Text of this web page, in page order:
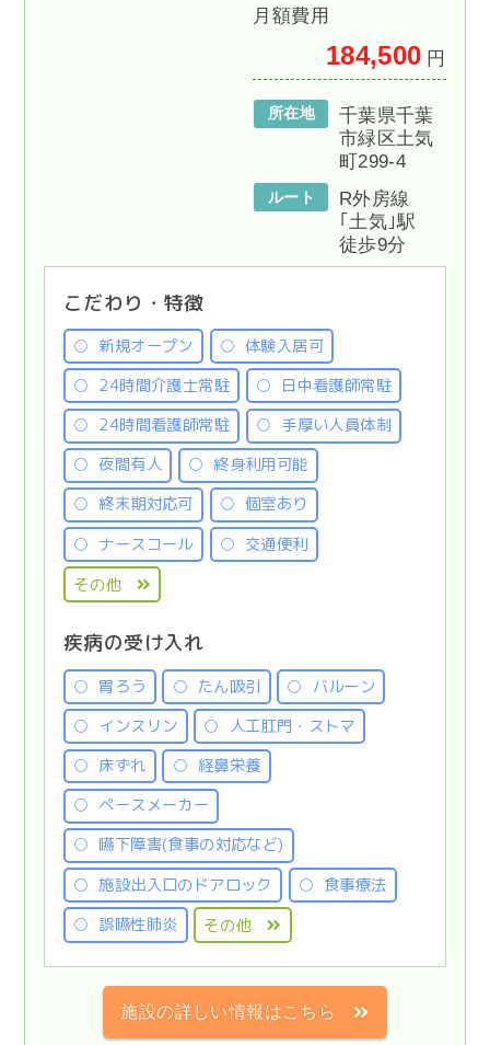
月額費用
184,500 円
所在地
千葉県千葉
市緑区土気
町299-4
ルート
R外房線
｢土気｣駅
徒歩9分
こだわり・特徴
新規オープン
体験入居可
24時間介護士常駐
日中看護師常駐
24時間看護師常駐
手厚い人員体制
夜間有人
終身利用可能
終末期対応可
個室あり
ナースコール
交通便利
その他
疾病の受け入れ
胃ろう たん吸引
バルーン
インスリン
人工肛門・ストマ
床ずれ
経鼻栄養
ペースメーカー
嚥下障害(食事の対応など)
施設出入口のドアロック
食事療法
誤嚥性肺炎
その他
施設の詳しい情報はこちら